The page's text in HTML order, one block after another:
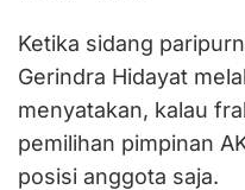
Ketika sidang
Gerindra Hidayat
menyatakan, kalau
pemilihan pimpinan
posisi anggota saja.